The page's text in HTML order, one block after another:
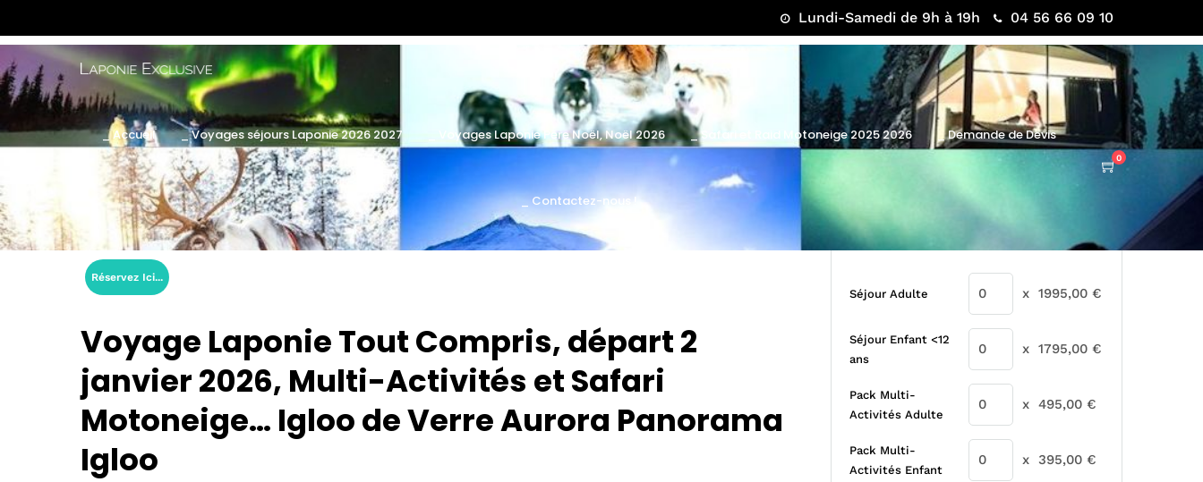
Lundi-Samedi de 9h à 19h 04 56 66 09 10
_ Accueil _ Voyages séjours Laponie 2026 2027 _ Voyages Laponie Père Noël, Noël 2026 _ Safari et Raid Motoneige 2025 2026 _ Demande de Devis
_ Contactez-nous !
0
Séjour Adulte x 1995,00 €
Séjour Enfant <12
ans
x 1795,00 €
Pack Multi-
Activités Adulte
x 495,00 €
Pack Multi-
Activités Enfant
x 395,00 €
Réservez Ici...
Voyage Laponie Tout Compris, départ 2
janvier 2026, Multi-Activités et Safari
Motoneige… Igloo de Verre Aurora Panorama
Igloo